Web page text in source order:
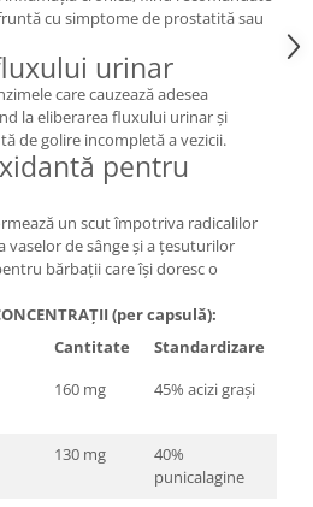
cu simptome de prostatită sau
urinar
care cauzează adesea
la eliberarea fluxului urinar și
de golire incompletă a vezicii.
pentru
un scut împotriva radicalilor
vaselor de sânge și a țesuturilor
bărbații care își doresc o
(per capsulă):
Cantitate
Standardizare
160 mg 45% acizi grași
130 mg
40%
punicalagine